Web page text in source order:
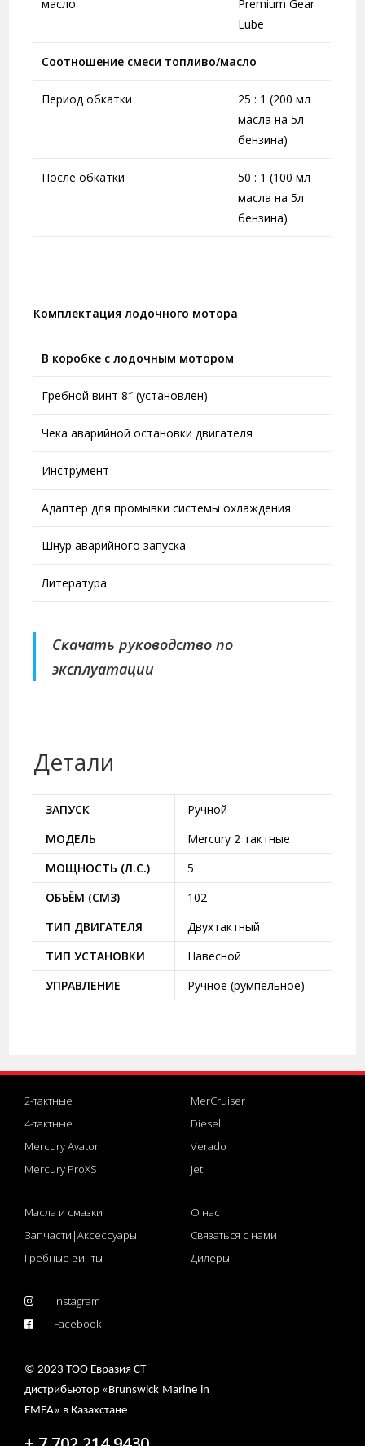
масло
Premium Gear
Lube
Соотношение смеси топливо/масло
Период обкатки
25 : 1 (200 мл
масла на 5л
бензина)
После обкатки
50 : 1 (100 мл
масла на 5л
бензина)
Комплектация лодочного мотора
В коробке с лодочным мотором
Гребной винт 8″ (установлен)
Чека аварийной остановки двигателя
Инструмент
Адаптер для промывки системы охлаждения
Шнур аварийного запуска
Литература
Скачать руководство по
эксплуатации
Детали
ЗАПУСК
Ручной
МОДЕЛЬ
Mercury 2 тактные
МОЩНОСТЬ (Л.С.)
5
ОБЪЁМ (СМ3)
102
ТИП ДВИГАТЕЛЯ
Двухтактный
ТИП УСТАНОВКИ
Навесной
УПРАВЛЕНИЕ
Ручное (румпельное)
2-тактные
4-тактные
Mercury Avator
Mercury ProXS
MerCruiser
Diesel
Verado
Jet
Масла и смазки
Запчасти|Аксессуары
Гребные винты
О нас
Связаться с нами
Дилеры
Instagram
Facebook
© 2023 ТОО Евразия СТ —
дистрибьютор «Brunswick Marine in
EMEA» в Казахстане